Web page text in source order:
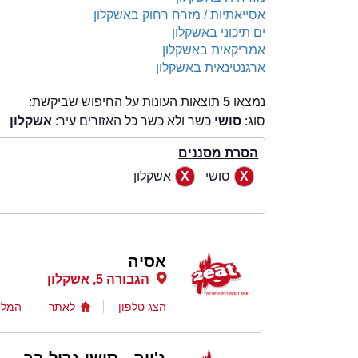
אסייאתיות / מזרח רחוק באשקלון
ים תיכוני באשקלון
אמריקאית באשקלון
ארגנטינאית באשקלון
נמצאו 5תוצאות העונות על החיפוש שביקשת:
סוג: סושי כשר ולא כשר כל האזורים עיר: אשקלון
הסרת מסננים
סושי
אשקלון
אסיה
הגבורה 5, אשקלון
הצג טלפון לאתר